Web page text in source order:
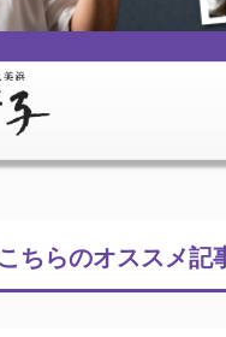
ちらのオススメ記